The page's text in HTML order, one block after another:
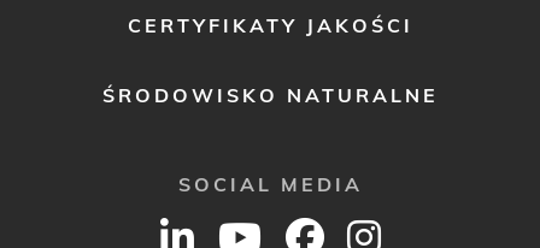
CERTYFIKATY JAKOŚCI
ŚRODOWISKO NATURALNE
SOCIAL MEDIA